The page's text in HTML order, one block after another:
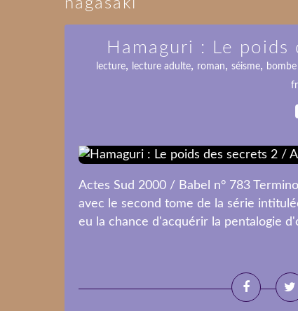
nagasaki
Hamaguri : Le poids
lecture, lecture adulte, roman, séisme,
Actes Sud 2000 / Babel n° 783
avec le second tome de la série
eu la chance d'acquérir la pentalogie